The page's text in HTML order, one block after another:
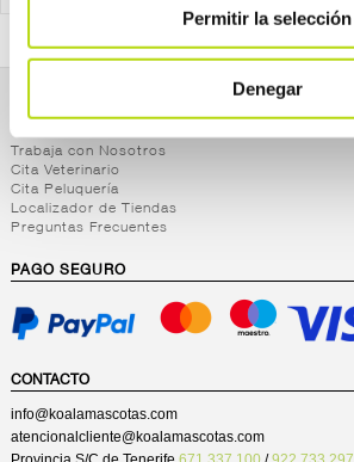
Permitir la selección
Denegar
NOSOTROS
Trabaja con Nosotros
Cita Veterinario
Cita Peluquería
Localizador de Tiendas
Preguntas Frecuentes
PAGO SEGURO
CONTACTO
info@koalamascotas.com
atencionalcliente@koalamascotas.com